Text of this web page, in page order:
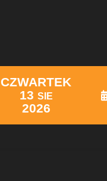
CZWARTEK
13 SIE
2026